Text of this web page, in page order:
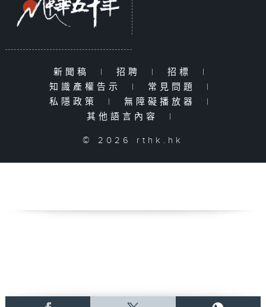
新聞稿 | 招聘 | 招標
|
知識產權告示
| 常見問題
|
私隱政策
| 無障礙播放器
|
其他語言內容
|
© 2026 rthk.hk